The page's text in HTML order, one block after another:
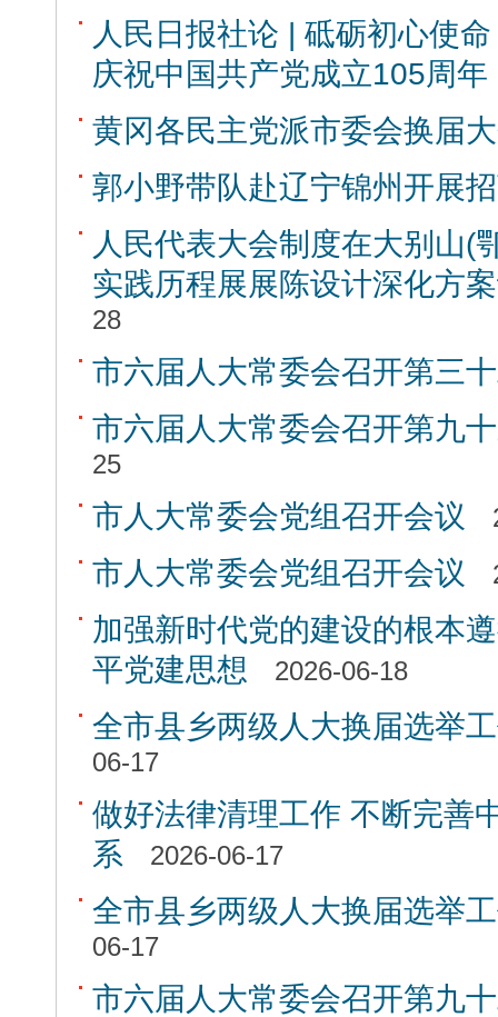
人民日报社论 | 砥砺初心使
庆祝中国共产党成立105周年
黄冈各民主党派市委会换届
郭小野带队赴辽宁锦州开展
人民代表大会制度在大别山(
实践历程展展陈设计深化方
28
市六届人大常委会召开第三
市六届人大常委会召开第九
25
市人大常委会党组召开会议
市人大常委会党组召开会议
加强新时代党的建设的根本
平党建思想
2026-06-18
全市县乡两级人大换届选举
06-17
做好法律清理工作 不断完善
系
2026-06-17
全市县乡两级人大换届选举
06-17
市六届人大常委会召开第九